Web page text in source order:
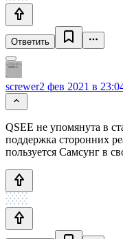
Ответить
screwer2 фев 2021 в
QSEE не упомянута в
поддержка сторонних
пользуется Самсунг в